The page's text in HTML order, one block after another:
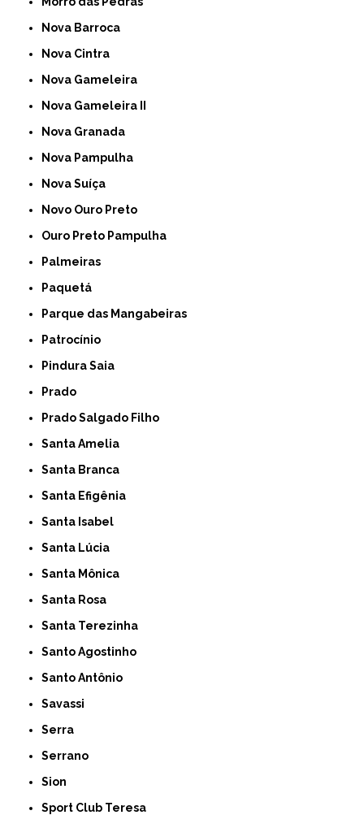
Nova Barroca
Nova Cintra
Nova Gameleira
Nova Gameleira II
Nova Granada
Nova Pampulha
Nova Suíça
Novo Ouro Preto
Ouro Preto Pampulha
Palmeiras
Paquetá
Parque das Mangabeiras
Patrocínio
Pindura Saia
Prado
Prado Salgado Filho
Santa Amelia
Santa Branca
Santa Efigênia
Santa Isabel
Santa Lúcia
Santa Mônica
Santa Rosa
Santa Terezinha
Santo Agostinho
Santo Antônio
Savassi
Serra
Serrano
Sion
Sport Club Teresa